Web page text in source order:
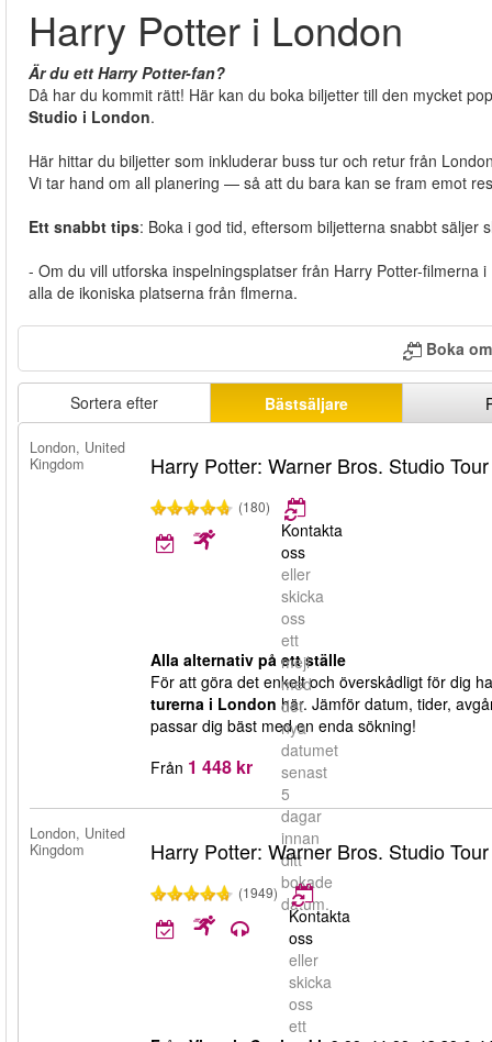
Harry Potter i London
Är du ett Harry Potter-fan?
Då har du kommit rätt! Här kan du boka biljetter till den mycket
Studio i London.
Här hittar du biljetter som inkluderar buss tur och retur från
Vi tar hand om all planering — så att du bara kan se fram emot
Ett snabbt tips: Boka i god tid, eftersom biljetterna snabbt säljer
- Om du vill utforska inspelningsplatser från Harry Potter-
alla de ikoniska platserna från flmerna.
Boka
Sortera efter Bästsäljare
London, United
Kingdom
Harry Potter: Warner Bros. Studio
(180)
Kontakta
oss
eller
skicka
oss
ett
mejl
med
det
nya
datumet
senast
5
dagar
innan
ditt
bokade
datum.
Alla alternativ på ett ställe
För att göra det enkelt och överskådligt för dig
turerna i London här. Jämför datum, tider,
passar dig bäst med en enda sökning!
Från 1 448 kr
London, United
Kingdom
Harry Potter: Warner Bros. Studio
(1949)
Kontakta
oss
eller
skicka
oss
ett